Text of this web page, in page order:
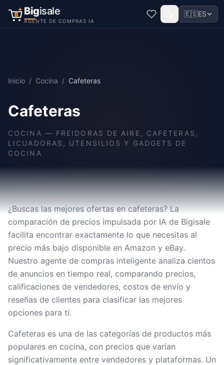
B Bigisale
AGENTE DE COMPRAS IA
🇪🇸ES
Inicio / Cocina / Cafeteras
Cafeteras
COCINA — FREIDORAS DE AIRE, CAFETERAS,
LICUADORAS, UTENSILIOS Y GADGETS DE
COCINA
¿Buscas las mejores ofertas en cafeteras? La
comparación de precios impulsada por IA de Bigisale
facilita encontrar exactamente lo que necesitas al
precio más bajo disponible en Amazon y eBay.
Nuestro agente de compras inteligente analiza cientos
de anuncios en tiempo real, comparando precios,
calificaciones de vendedores, costos de envío y
reseñas de clientes para clasificar las mejores
opciones para ti.
Cafeteras es una de las categorías de productos más
populares en cocina, con precios que varían
significativamente entre vendedores y plataformas. Un